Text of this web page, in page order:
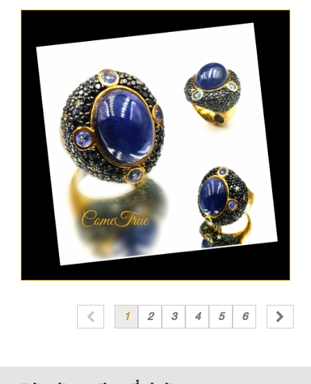
1 2 3 4 5 6